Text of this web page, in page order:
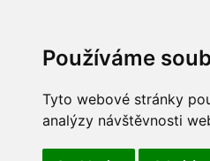
Používáme
Tyto webové stránky
analýzy návštěvnosti